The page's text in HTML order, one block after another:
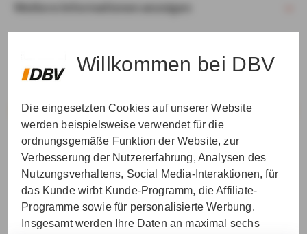
Willkommen bei DBV
Die eingesetzten Cookies auf unserer Website
werden beispielsweise verwendet für die
ordnungsgemäße Funktion der Website, zur
Verbesserung der Nutzererfahrung, Analysen des
Nutzungsverhaltens, Social Media-Interaktionen, für
das Kunde wirbt Kunde-Programm, die Affiliate-
Programme sowie für personalisierte Werbung.
Insgesamt werden Ihre Daten an maximal sechs
Weitere Informationen anzeigen
VER­STAN­DEN & WEI­TER